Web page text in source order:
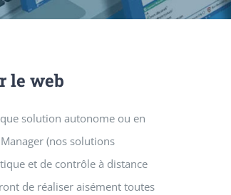
le web
solution autonome ou en
(nos solutions
et de contrôle à distance
de réaliser aisément toutes